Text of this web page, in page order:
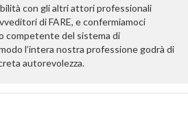
con gli altri attori professionali
di FARE, e confermiamoci
competente del sistema di
l’intera nostra professione godrà di
autorevolezza.